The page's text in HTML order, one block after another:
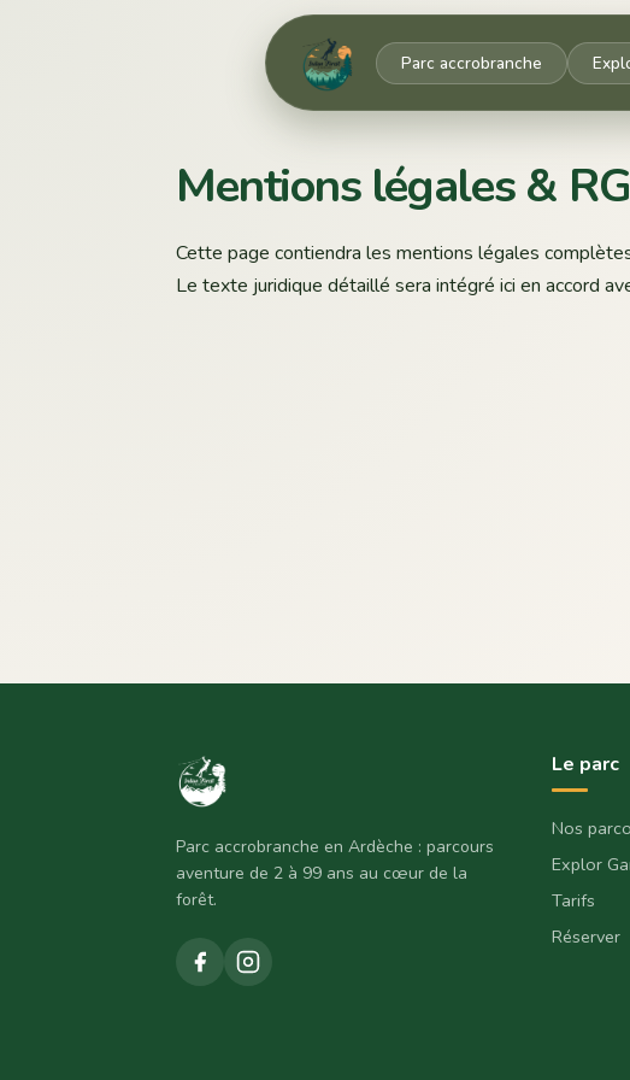
Parc accrobranche
Mentions légales &
Cette page contiendra les mentions légales
Le texte juridique détaillé sera intégré ici en accord
Parc accrobranche en Ardèche : parcours
aventure de 2 à 99 ans au cœur de la
forêt.
Le parc
Nos
Explor
Tarifs
Réserver